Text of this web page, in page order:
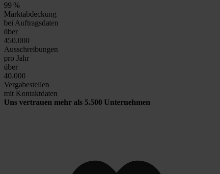
99 %
Marktabdeckung
bei Auftragsdaten
über
450.000
Ausschreibungen
pro Jahr
über
40.000
Vergabestellen
mit Kontaktdaten
Uns vertrauen mehr als 5.500 Unternehmen